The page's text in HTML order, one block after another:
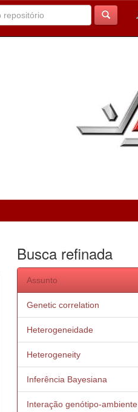
Busca refinada
Assunto
Genetic correlation
Heterogeneidade
Heterogeneity
Inferência Bayesiana
Interação genótipo-ambiente